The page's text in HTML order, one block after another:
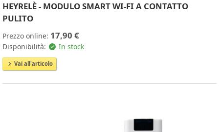
HEYRELÈ - MODULO SMART WI-FI A CONTATTO
PULITO
Prezzo online: 17,90 €
Disponibilità: In stock
Vai all'articolo